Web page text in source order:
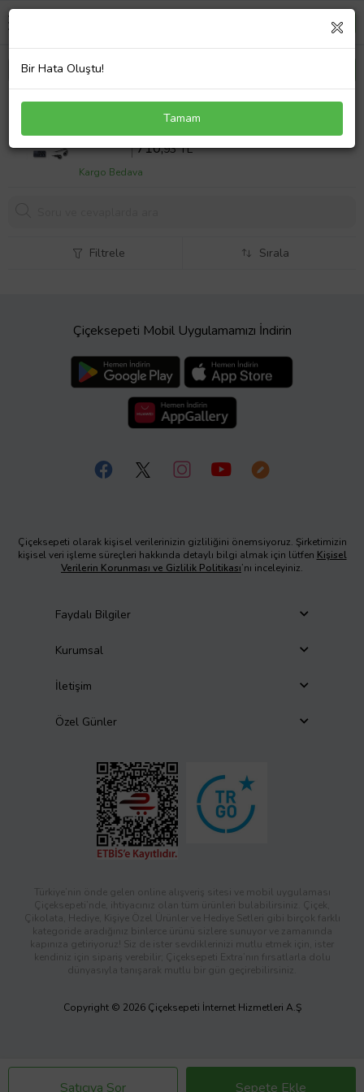
Toshiba Dynabook Satellite L300-2C4 Adaptör
Laptop Şarj AletiSepette %10 İndirim
710,93 TL
Kargo Bedava
Satıcıya Sor Sepete Ekle
Filtrele Sırala
Çiçeksepeti Mobil Uygulamamızı İndirin
Çiçeksepeti olarak kişisel verilerinizin gizliliğini önemsiyoruz. Şirketimizin
kişisel veri işleme süreçleri hakkında detaylı bilgi almak için lütfen Kişisel
Verilerin Korunması ve Gizlilik Politikası’nı inceleyiniz.
Faydalı Bilgiler
Kurumsal
İletişim
Özel Günler
Türkiye’nin önde gelen online alışveriş sitesi ve mobil uygulaması
Çiçeksepeti’nde, ihtiyacınız olan tüm ürünleri bulabilirsiniz. Çiçek,
Çikolata, Hediye, Kişiye Özel Ürünler ve Hediye Setleri gibi birçok farklı
kategoride aradığınız binlerce ürünü sizlere sunuyor ve zamanında
kapınıza getiriyoruz! Siz de ister sevdiklerinizi mutlu etmek için, ister
kendiniz için sipariş verebilir; Çiçeksepeti Extra’nın fırsatlarla dolu
dünyasıyla tanışarak mutlu bir gün geçirebilirsiniz.
Copyright © 2026 Çiçeksepeti İnternet Hizmetleri A.Ş
Bir Hata Oluştu!
Tamam